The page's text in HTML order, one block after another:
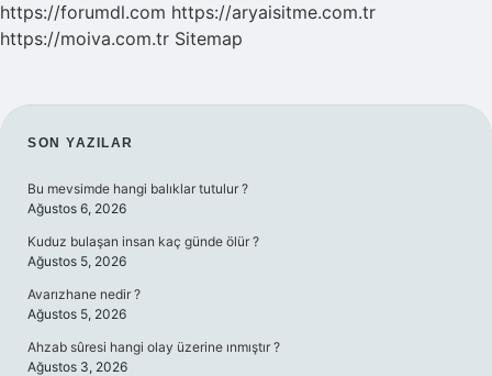
https://forumdl.com https://aryaisitme.com.tr
https://moiva.com.tr Sitemap
SIDEBAR
SON YAZILAR
Bu mevsimde hangi balıklar tutulur ?
Ağustos 6, 2026
Kuduz bulaşan insan kaç günde ölür ?
Ağustos 5, 2026
Avarızhane nedir ?
Ağustos 5, 2026
Ahzab sûresi hangi olay üzerine ınmıştır ?
Ağustos 3, 2026